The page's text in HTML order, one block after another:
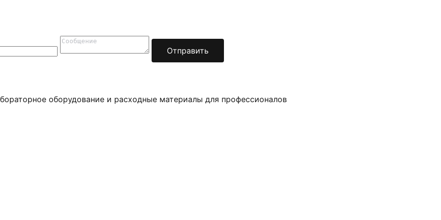
Отправить
оборудование и расходные материалы для профессионалов